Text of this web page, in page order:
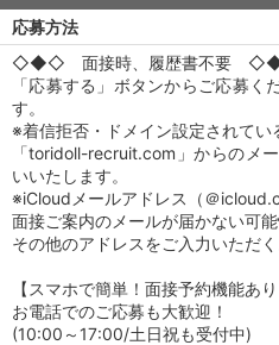
応募方法
◇◆◇ 面接時、履歴書不要
「応募する」ボタンからご応募く
す。
※着信拒否・ドメイン設定されてい
「toridoll-recruit.com」からのメ
いいたします。
※iCloudメールアドレス（＠
面接ご案内のメールが届かない可能
その他のアドレスをご入力いただ
【スマホで簡単！面接予約機能あり
お電話でのご応募も大歓迎！
(10:00～17:00/土日祝も受付中)